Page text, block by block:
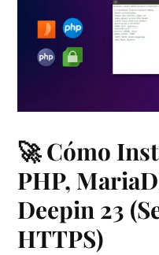
🚀 Cómo
PHP,
Deepin 23
HTTPS)